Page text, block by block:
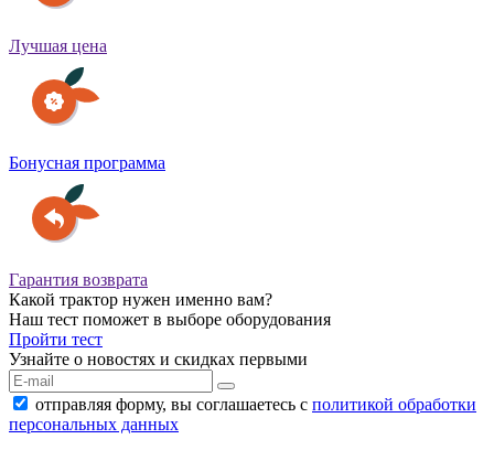
Лучшая цена
Бонусная программа
Гарантия возврата
Какой трактор нужен именно вам?
Наш тест поможет в выборе оборудования
Пройти тест
Узнайте о новостях и скидках первыми
отправляя форму, вы соглашаетесь с политикой обработки
персональных данных